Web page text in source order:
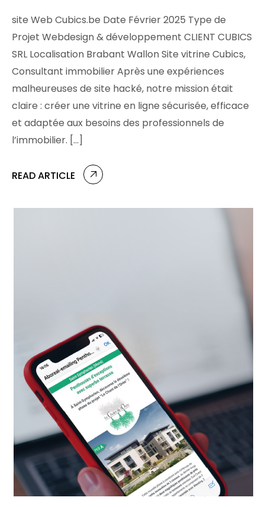
site Web Cubics.be Date Février 2025 Type de
Projet Webdesign & développement CLIENT CUBICS
SRL Localisation Brabant Wallon Site vitrine Cubics,
Consultant immobilier Après une expériences
malheureuses de site hacké, notre mission était
claire : créer une vitrine en ligne sécurisée, efficace
et adaptée aux besoins des professionnels de
l’immobilier. […]
READ ARTICLE